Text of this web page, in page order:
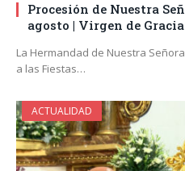
Procesión de Nuestra
agosto | Virgen de
La Hermandad de Nuestra
a las Fiestas…
ACTUALIDAD